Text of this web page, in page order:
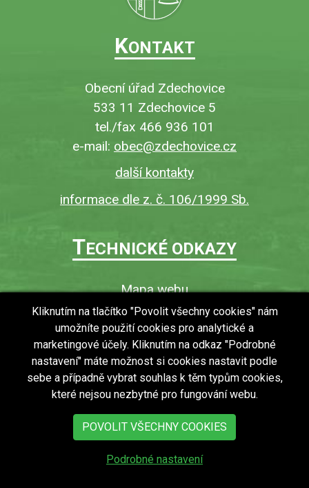
KONTAKT
Obecní úřad Zdechovice
533 11 Zdechovice 5
tel./fax 466 936 101
e-mail: obec@zdechovice.cz
další kontakty
informace dle z. č. 106/1999 Sb.
TECHNICKÉ ODKAZY
Mapa webu
O webu
Povinně zveřejňované informace
Ochrana osobních údajů (GDPR)
Vyhledávání
RSS
Bezbariérový přístup v obci
copyright © 2018 - 2026Obec Zdechovice
Kliknutím na tlačítko "Povolit všechny cookies" nám
umožníte použití cookies pro analytické a
marketingové účely. Kliknutím na odkaz "Podrobné
nastavení" máte možnost si cookies nastavit podle
sebe a případně vybrat souhlas k těm typům cookies,
které nejsou nezbytné pro fungování webu.
POVOLIT VŠECHNY COOKIES
Podrobné nastavení